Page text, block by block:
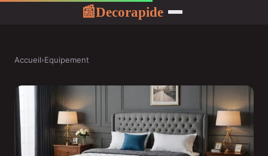
📰Decorapide
Accueil›Equipement